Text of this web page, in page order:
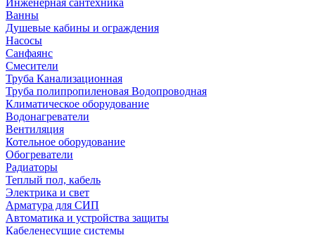
Инженерная сантехника
Ванны
Душевые кабины и ограждения
Насосы
Санфаянс
Смесители
Труба Канализационная
Труба полипропиленовая Водопроводная
Климатическое оборудование
Водонагреватели
Вентиляция
Котельное оборудование
Обогреватели
Радиаторы
Теплый пол, кабель
Электрика и свет
Арматура для СИП
Автоматика и устройства защиты
Кабеленесущие системы